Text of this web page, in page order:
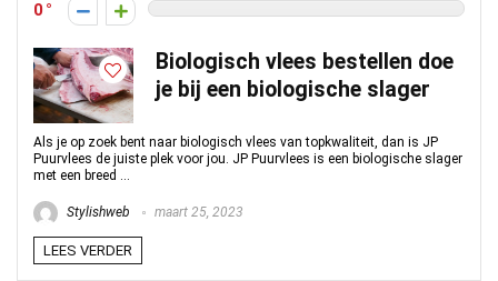
0
Biologisch vlees bestellen doe
je bij een biologische slager
Als je op zoek bent naar biologisch vlees van topkwaliteit, dan is JP
Puurvlees de juiste plek voor jou. JP Puurvlees is een biologische slager
met een breed ...
Stylishweb maart 25, 2023
LEES VERDER